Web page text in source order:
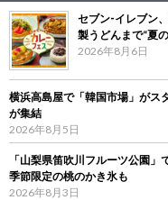
セブン‐イレブン
製うどんまで“夏
2026年8月6日
横浜高島屋で「韓国市場」が
が集結
2026年8月5日
「山梨県笛吹川フルーツ公園
季節限定の桃のかき氷も
2026年8月3日